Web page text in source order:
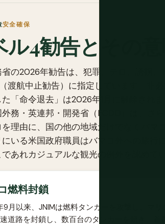
安全確保
ル4勧告とその意
の2026年勧告は、犯罪、テロ、誘拐
渡航中止勧告）に指定しています。非
た「命令退去」は2026年1月に解除され
務・英連邦・開発省（FCDO）は、さ
を理由に、国の他の地域だけでなくバマ
いる米国政府職員はバマコ外への旅行
あれカジュアルな観光の例外を認めてい
燃料封鎖
月以来、JNIMは燃料タンカーを攻撃し、マ
道路を封鎖し、数百台のタンカーを焼き、